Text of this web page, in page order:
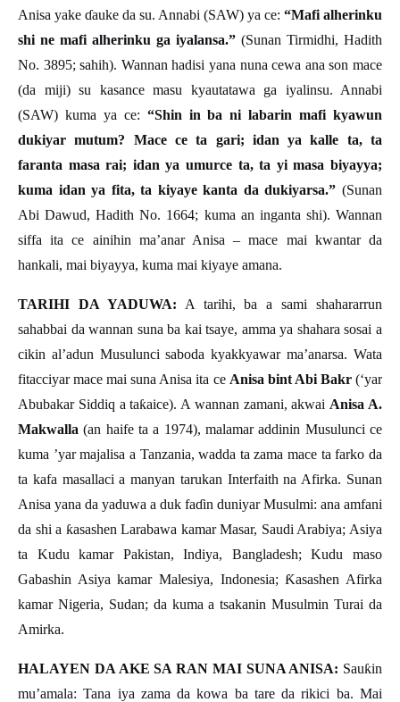
Anisa yake ɗauke da su. Annabi (SAW) ya ce: “Mafi alherinku
shi ne mafi alherinku ga iyalansa.” (Sunan Tirmidhi, Hadith
No. 3895; sahih). Wannan hadisi yana nuna cewa ana son mace
(da miji) su kasance masu kyautatawa ga iyalinsu. Annabi
(SAW) kuma ya ce: “Shin in ba ni labarin mafi kyawun
dukiyar mutum? Mace ce ta gari; idan ya kalle ta, ta
faranta masa rai; idan ya umurce ta, ta yi masa biyayya;
kuma idan ya fita, ta kiyaye kanta da dukiyarsa.” (Sunan
Abi Dawud, Hadith No. 1664; kuma an inganta shi). Wannan
siffa ita ce ainihin ma’anar Anisa – mace mai kwantar da
hankali, mai biyayya, kuma mai kiyaye amana.
TARIHI DA YADUWA: A tarihi, ba a sami shahararrun
sahabbai da wannan suna ba kai tsaye, amma ya shahara sosai a
cikin al’adun Musulunci saboda kyakkyawar ma’anarsa. Wata
fitacciyar mace mai suna Anisa ita ce Anisa bint Abi Bakr(‘yar
Abubakar Siddiq a taƙaice). A wannan zamani, akwai Anisa A.
Makwalla (an haife ta a 1974), malamar addinin Musulunci ce
kuma ’yar majalisa a Tanzania, wadda ta zama mace ta farko da
ta kafa masallaci a manyan tarukan Interfaith na Afirka. Sunan
Anisa yana da yaduwa a duk faɗin duniyar Musulmi: ana amfani
da shi a ƙasashen Larabawa kamar Masar, Saudi Arabiya; Asiya
ta Kudu kamar Pakistan, Indiya, Bangladesh; Kudu maso
Gabashin Asiya kamar Malesiya, Indonesia; Ƙasashen Afirka
kamar Nigeria, Sudan; da kuma a tsakanin Musulmin Turai da
Amirka.
HALAYEN DA AKE SA RAN MAI SUNA ANISA: Sauƙin
mu’amala: Tana iya zama da kowa ba tare da rikici ba. Mai